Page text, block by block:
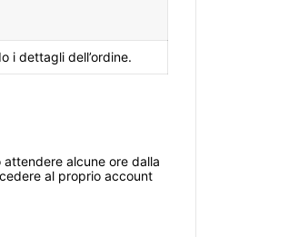
i dettagli dell’ordine.
alcune ore dalla
al proprio account